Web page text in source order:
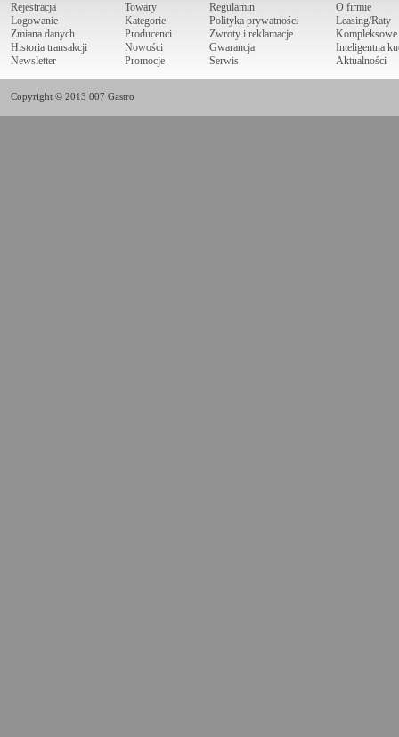
Rejestracja
Logowanie
Zmiana danych
Historia transakcji
Newsletter
Towary
Kategorie
Producenci
Nowości
Promocje
Regulamin
Polityka prywatności
Zwroty i reklamacje
Gwarancja
Serwis
O firmie
Leasing/Raty
Kompleksowe
Inteligentna
Aktualności
Copyright © 2013 007 Gastro